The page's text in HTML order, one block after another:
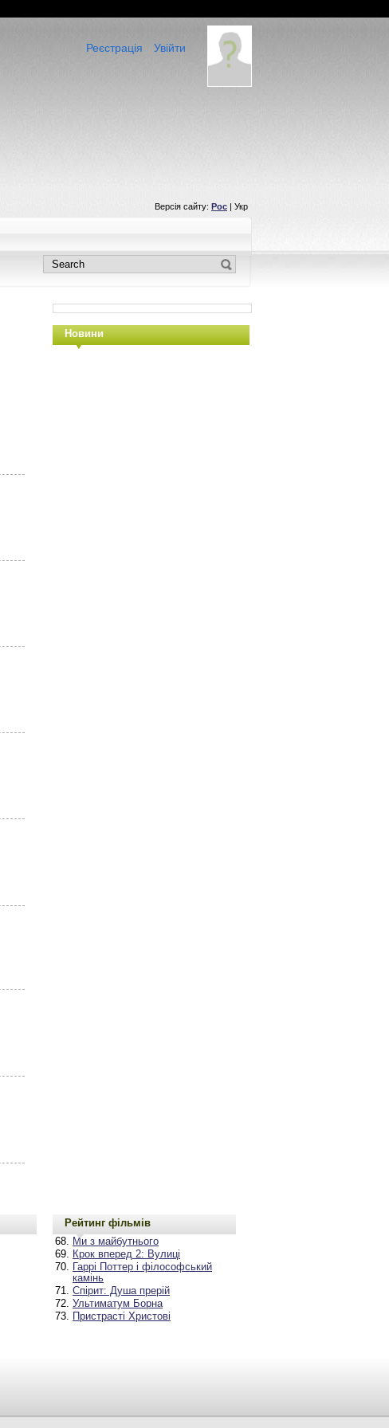
Увійти
Реєстрація
Версія сайту: Рос | Укр
Новини
Рейтинг фільмів
Ми з майбутнього
Крок вперед 2: Вулиці
Гаррі Поттер і філософський
камінь
Спірит: Душа прерій
Ультиматум Борна
Пристрасті Христові